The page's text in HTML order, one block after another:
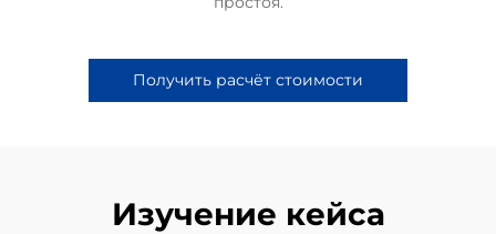
Получить расчёт стоимости
Изучение кейса